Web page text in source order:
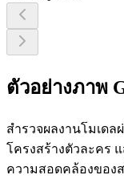
ตัวอย่างภาพ
สำรวจผลงานโมเด
โครงสร้างตัวละคร
ความสอดคล้องของ